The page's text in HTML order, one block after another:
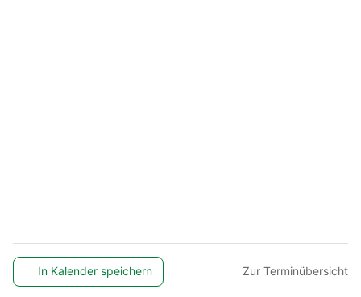
In Kalender speichern Zur Terminübersicht